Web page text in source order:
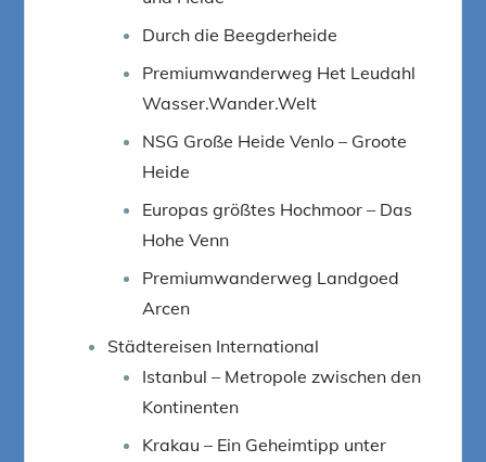
Durch die Beegderheide
Premiumwanderweg Het Leudahl
Wasser.Wander.Welt
NSG Große Heide Venlo – Groote
Heide
Europas größtes Hochmoor – Das
Hohe Venn
Premiumwanderweg Landgoed
Arcen
Städtereisen International
Istanbul – Metropole zwischen den
Kontinenten
Krakau – Ein Geheimtipp unter